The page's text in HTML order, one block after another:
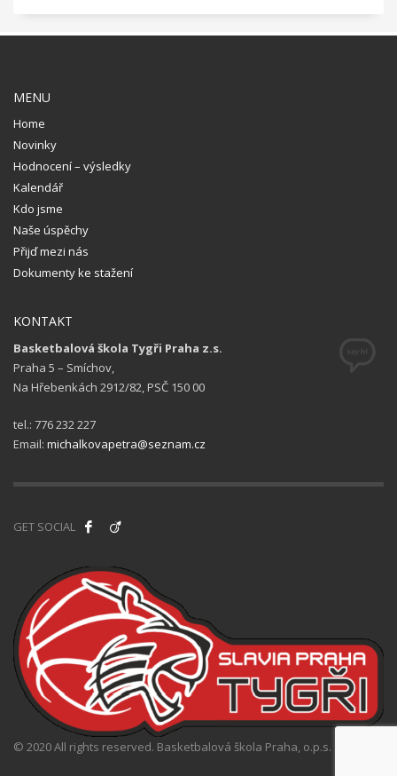
MENU
Home
Novinky
Hodnocení – výsledky
Kalendář
Kdo jsme
Naše úspěchy
Přijď mezi nás
Dokumenty ke stažení
KONTAKT
Basketbalová škola Tygři Praha z.s.
Praha 5 – Smíchov,
Na Hřebenkách 2912/82, PSČ 150 00
tel.: 776 232 227
Email: michalkovapetra@seznam.cz
GET SOCIAL
© 2020 All rights reserved. Basketbalová škola Praha, o.p.s.